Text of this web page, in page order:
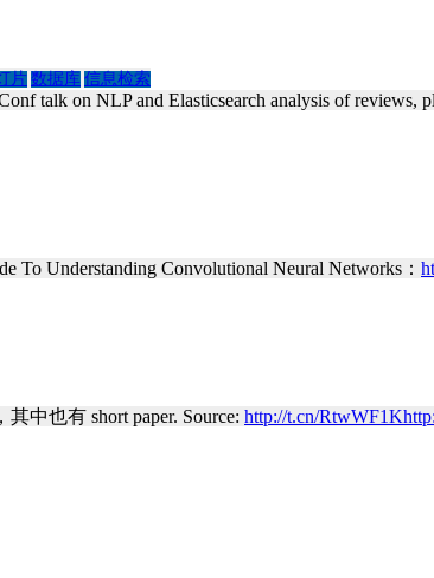
片 数据库 信息检索
talk on NLP and Elasticsearch analysis of reviews,
Understanding Convolutional Neural Networks：
中也有 short paper. Source: http://t.cn/RtwWF1K